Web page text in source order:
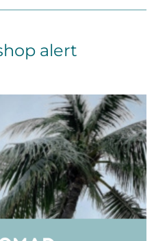
alert